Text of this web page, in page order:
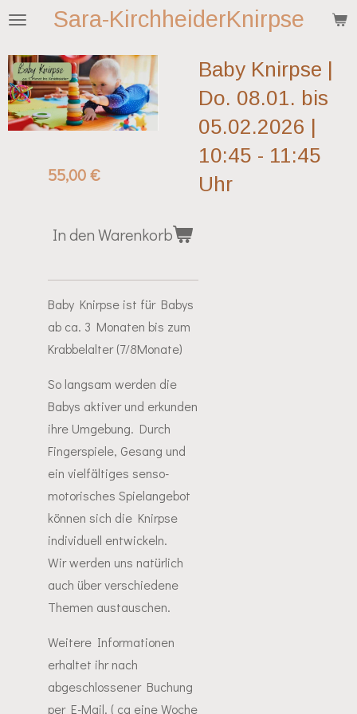
Zum
springen
Sara-KirchheiderKnirpse
Baby Knirpse |
Do. 08.01. bis
05.02.2026 |
10:45 - 11:45
Uhr
55,00 €
In den Warenkorb
Baby Knirpse ist für Babys
ab ca. 3 Monaten bis zum
Krabbelalter (7/8Monate)
So langsam werden die
Babys aktiver und erkunden
ihre Umgebung. Durch
Fingerspiele, Gesang und
ein vielfältiges senso-
motorisches Spielangebot
können sich die Knirpse
individuell entwickeln.
Wir werden uns natürlich
auch über verschiedene
Themen austauschen.
Weitere Informationen
erhaltet ihr nach
abgeschlossener Buchung
per E-Mail. ( ca eine Woche